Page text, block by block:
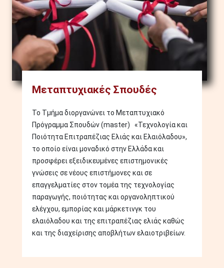
Μεταπτυχιακές Σπουδές
Το Τμήμα διοργανώνει το Μεταπτυχιακό
Πρόγραμμα Σπουδών (master) «Τεχνολογία και
Ποιότητα Επιτραπέζιας Ελιάς και Ελαιόλαδου»,
το οποίο είναι μοναδικό στην Ελλάδα και
προσφέρει εξειδικευμένες επιστημονικές
γνώσεις σε νέους επιστήμονες και σε
επαγγελματίες στον τομέα της τεχνολογίας
παραγωγής, ποιότητας και οργανοληπτικού
ελέγχου, εμπορίας και μάρκετινγκ του
ελαιόλαδου και της επιτραπέζιας ελιάς καθώς
και της διαχείρισης αποβλήτων ελαιοτριβείων.